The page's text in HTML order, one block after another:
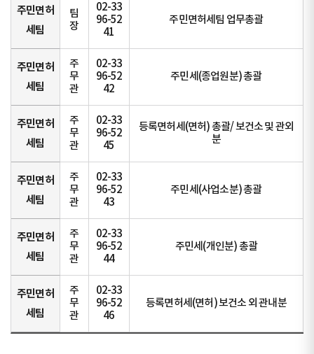
주민면허
세팀
팀
장
02-33
96-52
41
주민면허세팀 업무총괄
주민면허
세팀
주
무
관
02-33
96-52
42
주민세(종업원분) 총괄
주민면허
세팀
주
무
관
02-33
96-52
45
등록면허세(면허) 총괄/ 보건소 및 관외
분
주민면허
세팀
주
무
관
02-33
96-52
43
주민세(사업소분) 총괄
주민면허
세팀
주
무
관
02-33
96-52
44
주민세(개인분) 총괄
주민면허
세팀
주
무
관
02-33
96-52
46
등록면허세(면허) 보건소 외 관내분